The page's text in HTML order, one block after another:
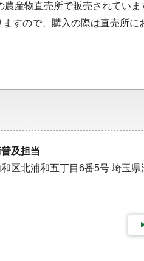
農産物直売所で販売されていま
すので、購入の際は直売所に
及担当
区北浦和五丁目6番5号 埼玉